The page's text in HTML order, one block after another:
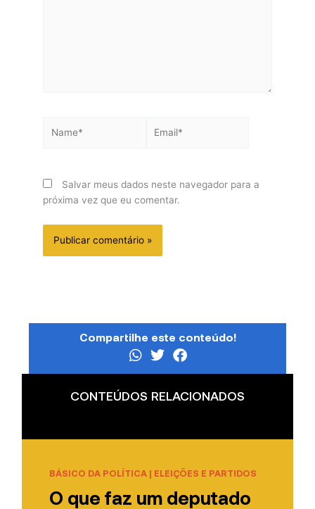
Salvar meus dados neste navegador para a
próxima vez que eu comentar.
Compartilhe este conteúdo!
CONTEÚDOS RELACIONADOS
BÁSICO DA POLÍTICA| ELEIÇÕES E PARTIDOS
O que faz um deputado